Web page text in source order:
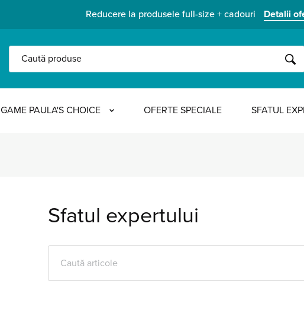
Reducere la produsele full-size + cadouri Detalii
GAME PAULA'S CHOICE OFERTE SPECIALE SFATUL
Sfatul expertului